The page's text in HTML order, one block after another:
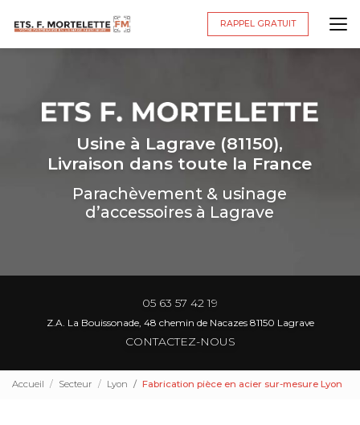
principal
RAPPEL GRATUIT
Usine à Lagrave (81150),
Livraison dans toute la France
Parachèvement & usinage
d’accessoires à Lagrave
05 63 57 42 19
Z.A. La Bouissonade, 48 chemin de Nacazes 81150 Lagrave
CONTACTEZ-NOUS
Accueil Secteur Lyon Fabrication pièce en acier sur-mesure Lyon